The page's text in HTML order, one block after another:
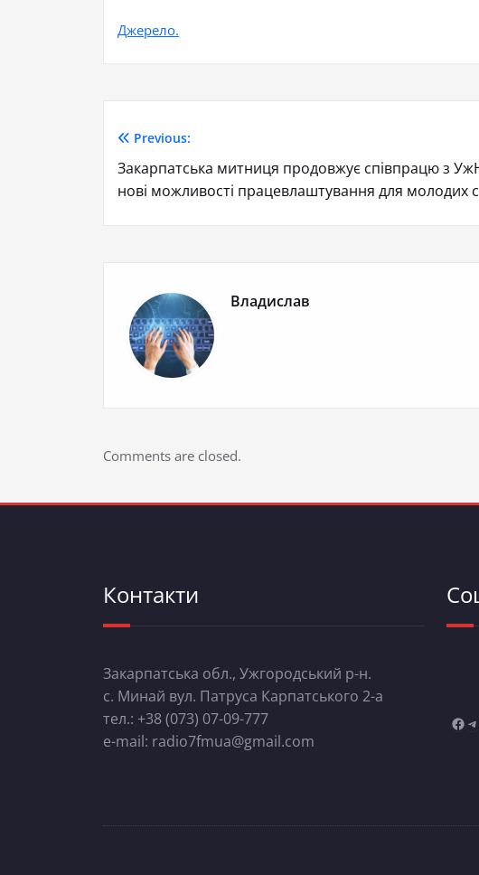
Джерело.
Previous:
Закарпатська митниця продовжує співпрацю з
нові можливості працевлаштування для молодих
Владислав
Comments are closed.
Контакти
Закарпатська обл., Ужгородський р-н.
с. Минай вул. Патруса Карпатського 2-а
тел.: +38 (073) 07-09-777
e-mail: radio7fmua@gmail.com